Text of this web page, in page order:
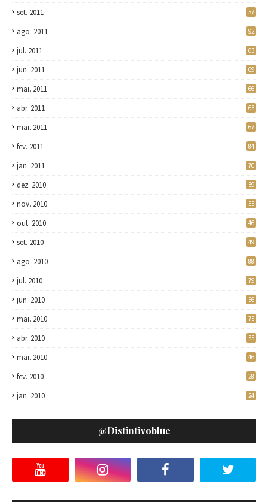
set. 2011 57
ago. 2011 92
jul. 2011 63
jun. 2011 69
mai. 2011 66
abr. 2011 63
mar. 2011 67
fev. 2011 84
jan. 2011 70
dez. 2010 39
nov. 2010 55
out. 2010 46
set. 2010 49
ago. 2010 88
jul. 2010 79
jun. 2010 56
mai. 2010 75
abr. 2010 35
mar. 2010 46
fev. 2010 28
jan. 2010 24
@distintivoblue